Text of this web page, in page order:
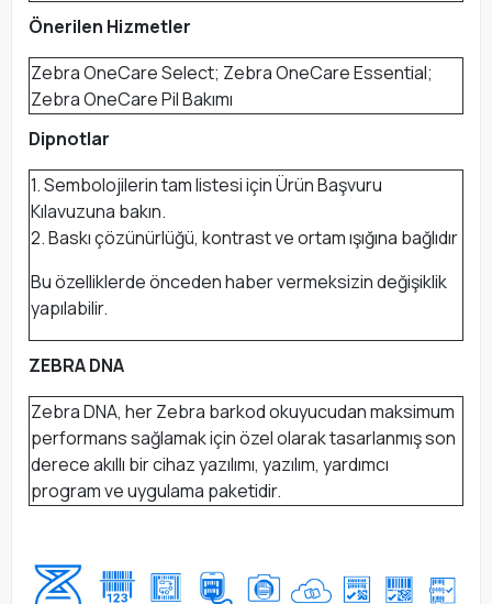
Önerilen Hizmetler
Zebra OneCare Select; Zebra OneCare Essential;
Zebra OneCare Pil Bakımı
Dipnotlar
1. Sembolojilerin tam listesi için Ürün Başvuru
Kılavuzuna bakın.
2. Baskı çözünürlüğü, kontrast ve ortam ışığına bağlıdır
Bu özelliklerde önceden haber vermeksizin değişiklik
yapılabilir.
ZEBRA DNA
Zebra DNA, her Zebra barkod okuyucudan maksimum
performans sağlamak için özel olarak tasarlanmış son
derece akıllı bir cihaz yazılımı, yazılım, yardımcı
program ve uygulama paketidir.